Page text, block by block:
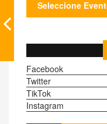
Facebook
Twitter
TikTok
Instagram